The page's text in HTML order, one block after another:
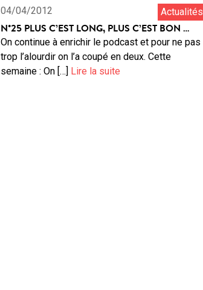
04/04/2012 Actualités
N°25 PLUS C’EST LONG, PLUS C’EST BON …
On continue à enrichir le podcast et pour ne pas
trop l’alourdir on l’a coupé en deux. Cette
semaine : On […] Lire la suite